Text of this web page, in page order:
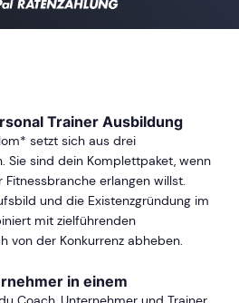
Trainer Ausbildung
setzt sich aus drei
Sie sind dein Komplettpaket, wenn
Fitnessbranche erlangen willst.
und die Existenzgründung im
mit zielführenden
von der Konkurrenz abheben.
in einem